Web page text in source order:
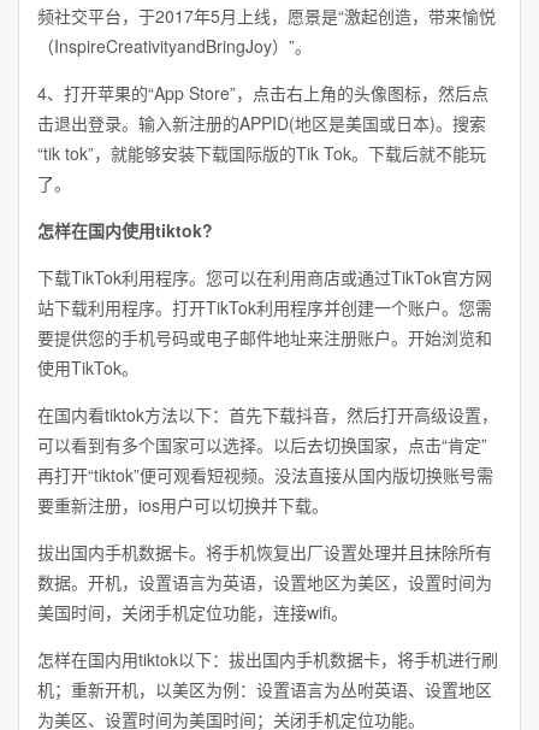
频社交平台，于2017年5月上线，愿景是“激起创造，带来愉悦
（InspireCreativityandBringJoy）”。
4、打开苹果的“App Store”，点击右上角的头像图标，然后点
击退出登录。输入新注册的APPID(地区是美国或日本)。搜索
“tik tok”，就能够安装下载国际版的Tik Tok。下载后就不能玩
了。
怎样在国内使用tiktok?
下载TikTok利用程序。您可以在利用商店或通过TikTok官方网
站下载利用程序。打开TikTok利用程序并创建一个账户。您需
要提供您的手机号码或电子邮件地址来注册账户。开始浏览和
使用TikTok。
在国内看tiktok方法以下：首先下载抖音，然后打开高级设置，
可以看到有多个国家可以选择。以后去切换国家，点击“肯定”
再打开“tiktok”便可观看短视频。没法直接从国内版切换账号需
要重新注册，ios用户可以切换并下载。
拔出国内手机数据卡。将手机恢复出厂设置处理并且抹除所有
数据。开机，设置语言为英语，设置地区为美区，设置时间为
美国时间，关闭手机定位功能，连接wifi。
怎样在国内用tiktok以下：拔出国内手机数据卡，将手机进行刷
机；重新开机，以美区为例：设置语言为丛咐英语、设置地区
为美区、设置时间为美国时间；关闭手机定位功能。